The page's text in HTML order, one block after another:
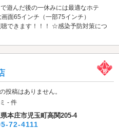
遊んだ後の一休みには最適なホテ
面65インチ（一部75インチ）
できます！！！ ☆感染予防対策につ
投稿はありません。
- 件
本庄市児玉町高関205-4
72-4111